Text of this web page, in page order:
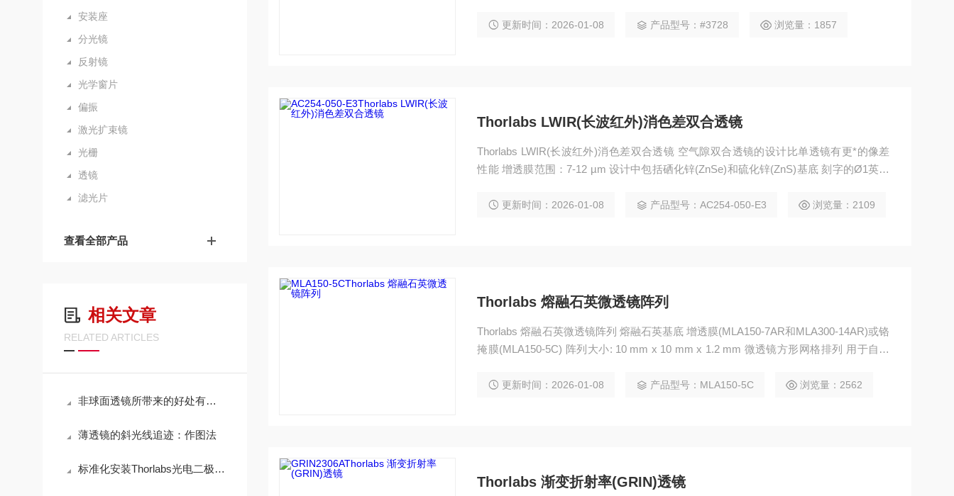
安装座
分光镜
反射镜
光学窗片
偏振
激光扩束镜
光栅
透镜
滤光片
查看全部产品
相关文章
RELATED ARTICLES
非球面透镜所带来的好处有哪些？
薄透镜的斜光线追迹：作图法
标准化安装Thorlabs光电二极管功率探头提供可靠数据基础
更新时间：2026-01-08 产品型号：#3728 浏览量：1857
Thorlabs LWIR(长波红外)消色差双合透镜
Thorlabs LWIR(长波红外)消色差双合透镜 空气隙双合透镜的设计比单透镜有更*的像差
性能 增透膜范围：7-12 µm 设计中包括硒化锌(ZnSe)和硫化锌(ZnS)基底 刻字的Ø1英寸
更新时间：2026-01-08 产品型号：AC254-050-E3 浏览量：2109
Thorlabs 熔融石英微透镜阵列
Thorlabs 熔融石英微透镜阵列 熔融石英基底 增透膜(MLA150-7AR和MLA300-14AR)或铬
掩膜(MLA150-5C) 阵列大小: 10 mm x 10 mm x 1.2 mm 微透镜方形网格排列 用于自搭
更新时间：2026-01-08 产品型号：MLA150-5C 浏览量：2562
Thorlabs 渐变折射率(GRIN)透镜